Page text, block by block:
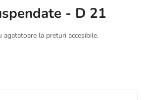
- D 21
agatatoare la preturi accesibile.